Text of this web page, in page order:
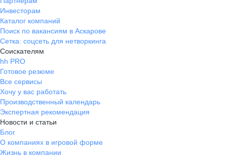
Инвесторам
Каталог компаний
Поиск по вакансиям в Аскарове
Сетка: соцсеть для нетворкинга
Соискателям
hh PRO
Готовое резюме
Все сервисы
Хочу у вас работать
Производственный календарь
Экспертная рекомендация
Новости и статьи
Блог
О компаниях в игровой форме
Жизнь в компании